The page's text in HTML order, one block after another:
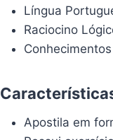
Língua
Raciocino
Apostila em